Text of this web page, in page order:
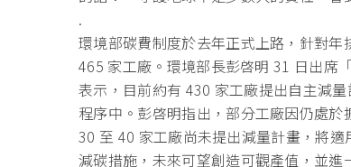
.
環境部碳費制度於去年正式上路，針對
465 家工廠。環境部長彭啓明 31 日出席
表示， 目前約有 430 家工廠提出自主減
程序中。彭啓明指出，部分工廠因仍處於
30 至 40 家工廠尚未提出減量計畫，將
減碳措施，未來可望創造可觀產值， 並進